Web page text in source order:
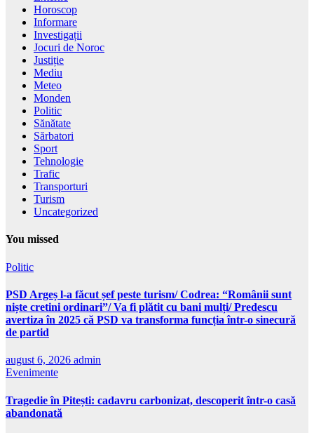
Horoscop
Informare
Investigații
Jocuri de Noroc
Justiție
Mediu
Meteo
Monden
Politic
Sănătate
Sărbatori
Sport
Tehnologie
Trafic
Transporturi
Turism
Uncategorized
You missed
Politic
PSD Argeș l-a făcut șef peste turism/ Codrea: “Românii sunt
niște cretini ordinari”/ Va fi plătit cu bani mulți/ Predescu
avertiza în 2025 că PSD va transforma funcția într-o sinecură
de partid
august 6, 2026 admin
Evenimente
Tragedie în Pitești: cadavru carbonizat, descoperit într-o casă
abandonată